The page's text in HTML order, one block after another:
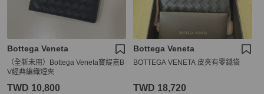
Bottega Veneta
（全新未用）Bottega Veneta寶緹嘉B
V經典編織短夾
TWD 10,800
Bottega Veneta
BOTTEGA VENETA 皮夾有零錢袋
TWD 18,720